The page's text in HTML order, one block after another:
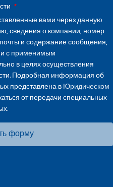
вами через данную
сведения о компании, номер
и содержание сообщения,
с применимым
в целях осуществления
Подробная информация об
представлена вЮридическом
от передачи специальных
форму